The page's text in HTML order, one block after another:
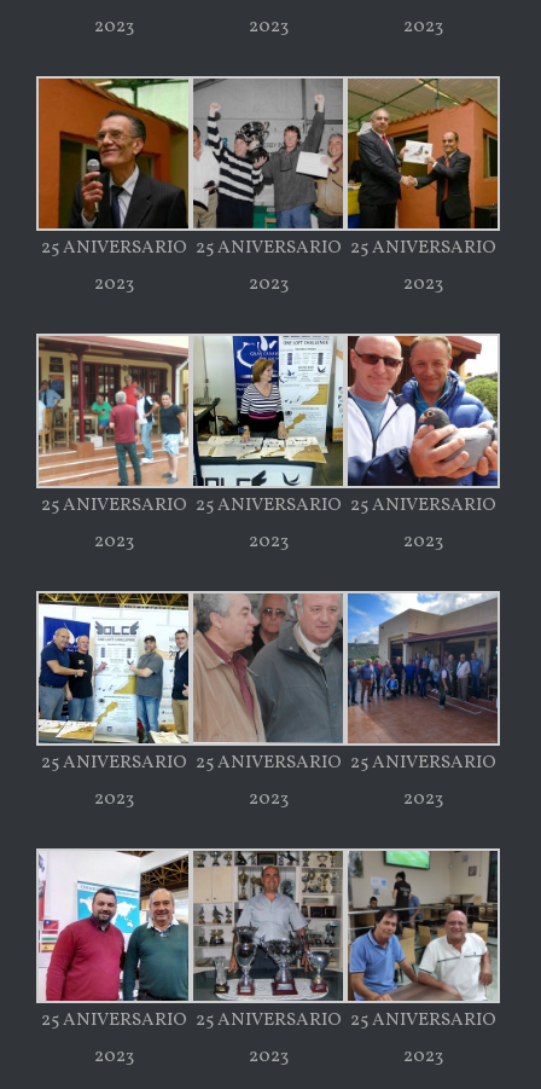
2023
2023
2023
25 ANIVERSARIO
2023
25 ANIVERSARIO
2023
25 ANIVERSARIO
2023
25 ANIVERSARIO
2023
25 ANIVERSARIO
2023
25 ANIVERSARIO
2023
25 ANIVERSARIO
2023
25 ANIVERSARIO
2023
25 ANIVERSARIO
2023
25 ANIVERSARIO
2023
25 ANIVERSARIO
2023
25 ANIVERSARIO
2023